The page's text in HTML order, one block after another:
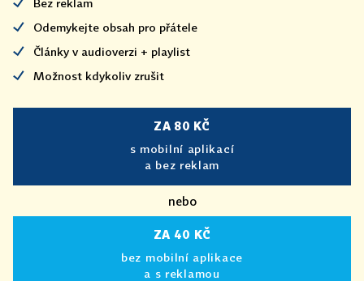
Bez reklam
Odemykejte obsah pro přátele
Články v audioverzi + playlist
Možnost kdykoliv zrušit
ZA 80 KČ
s mobilní aplikací
a bez reklam
nebo
ZA 40 KČ
bez mobilní aplikace
a s reklamou